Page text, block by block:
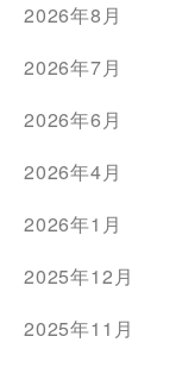
2026年8月
2026年7月
2026年6月
2026年4月
2026年1月
2025年12月
2025年11月